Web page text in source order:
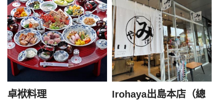
卓袱料理
Irohaya出島本店（總